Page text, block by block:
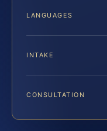
LANGUAGES
INTAKE
CONSULTATION